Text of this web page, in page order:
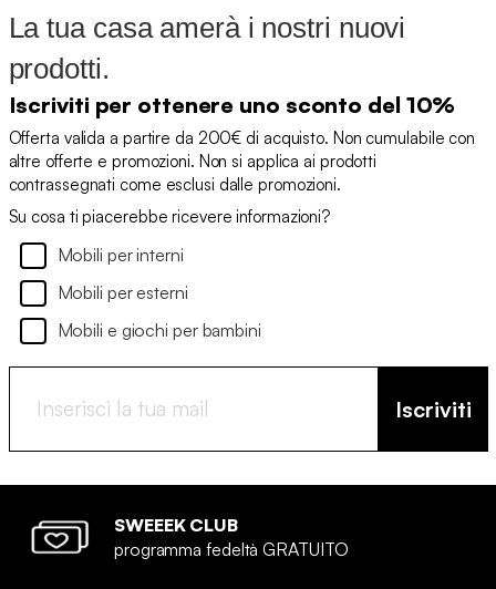
La tua casa amerà i nostri nuovi
prodotti.
Iscriviti per ottenere uno sconto del 10%
Offerta valida a partire da 200€ di acquisto. Non cumulabile con
altre offerte e promozioni. Non si applica ai prodotti
contrassegnati come esclusi dalle promozioni.
Su cosa ti piacerebbe ricevere informazioni?
Mobili per interni
Mobili per esterni
Mobili e giochi per bambini
Iscriviti
SWEEEK CLUB
programma fedeltà GRATUITO